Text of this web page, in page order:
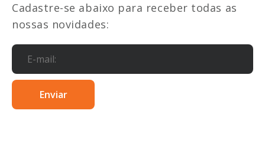
Cadastre-se abaixo para receber todas as
nossas novidades: